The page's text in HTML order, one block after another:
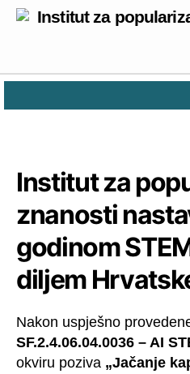
Institut za
Institut za
znanosti
godinom
diljem
Nakon uspješno
SF.2.4.06.04.0036 – AI
okviru poziva „Jačanje